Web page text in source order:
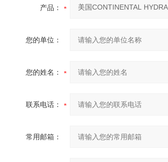
产品：
您的单位：
您的姓名：
联系电话：
常用邮箱：